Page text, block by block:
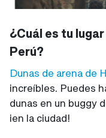
¿Cuál es tu
Perú?
Dunas de arena de
increíbles. Puedes
dunas en un buggy
¡en la ciudad!